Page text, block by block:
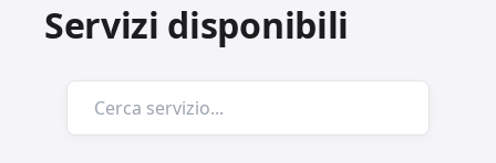
Servizi disponibili